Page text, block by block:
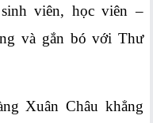
viên, học viên –
và gắn bó với Thư
Xuân Châu khẳng